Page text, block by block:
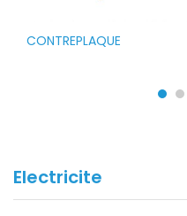
CONTREPLAQUE
Electricite